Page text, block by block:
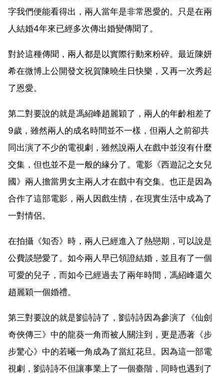
字我們便能看得出，兩人當年是非常恩愛的。只是在兩
人結婚4年來已經多次傳出婚變傳聞了。
對於這種傳聞，兩人都是以實際行動來粉碎。最近陳妍
希在微博上公開發文祝賀陳曉生日快樂，又再一次秀起
了恩愛。
第二對要說的就是馮紹峰趙麗穎了，兩人的年齡相差了
9歲，雖然兩人的成名時間並不一樣，但兩人之前卻共
同出演了不少的電視劇，雖然說兩人在戲中並沒有什麼
交集，但也並不是一般的緣分了。電影《西遊記之女兒
國》兩人擔當男女主兩人才在戲中有交集。也正是因為
合作了這部電影，兩人因戲生情，在現實生活中成為了
一對情侶。
在拍攝《知否》時，兩人已經進入了熱戀期，可以說是
公費談戀愛了。如今兩人早已領證結婚，並且有了一個
可愛的兒子，而如今已經過去了兩年時間，馮紹峰還欠
趙麗穎一個婚禮。
第三對要說的就是劉詩詩了，劉詩詩因為參演了《仙劍
奇俠傳三》中的龍葵一角而被人關注到，更是憑著《步
步驚心》中的若曦一角成為了當紅花旦。因為這一部電
視劇，劉詩詩不但讓事業上了一個臺階，同時也遇到了